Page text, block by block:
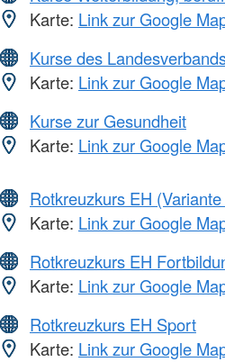
Karte: Link zur Google
Kurse des
Karte: Link zur Google
Kurse zur Gesundheit
Karte: Link zur Google
Rotkreuzkurs EH
Karte: Link zur Google
Rotkreuzkurs EH
Karte: Link zur Google
Rotkreuzkurs EH Sport
Karte: Link zur Google